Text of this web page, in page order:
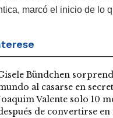
marcó el inicio de lo
Bündchen
al casarse en
Valente solo 10
de convertirse